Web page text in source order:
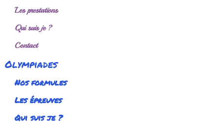
Les prestations
Qui suis je ?
Contact
Olympiades
Nos formules
Les épreuves
Qui suis je ?